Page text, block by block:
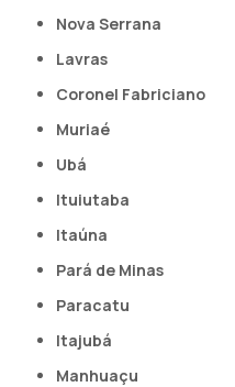
Nova Serrana
Lavras
Coronel Fabriciano
Muriaé
Ubá
Ituiutaba
Itaúna
Pará de Minas
Paracatu
Itajubá
Manhuaçu